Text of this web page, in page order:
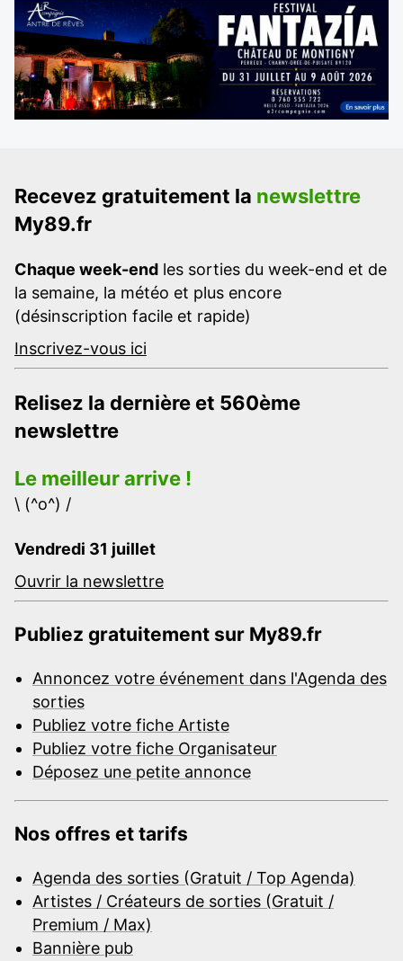
Recevez gratuitement la newslettre
My89.fr
Chaque week-end les sorties du week-end et de
la semaine, la météo et plus encore
(désinscription facile et rapide)
Inscrivez-vous ici
Relisez la dernière et 560ème
newslettre
Le meilleur arrive !
\ (^o^) /
Vendredi 31 juillet
Ouvrir la newslettre
Publiez gratuitement sur My89.fr
Annoncez votre événement dans l'Agenda des
sorties
Publiez votre fiche Artiste
Publiez votre fiche Organisateur
Déposez une petite annonce
Nos offres et tarifs
Agenda des sorties (Gratuit / Top Agenda)
Artistes / Créateurs de sorties (Gratuit /
Premium / Max)
Bannière pub